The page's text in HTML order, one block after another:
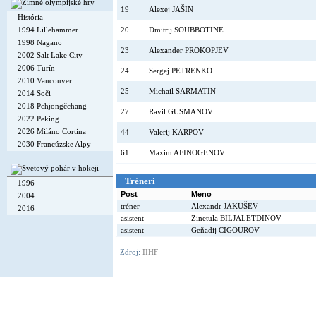
História
1994 Lillehammer
1998 Nagano
2002 Salt Lake City
2006 Turín
2010 Vancouver
2014 Soči
2018 Pchjongčchang
2022 Peking
2026 Miláno Cortina
2030 Francúzske Alpy
1996
2004
2016
19 Alexej JAŠIN
20 Dmitrij SOUBBOTINE
23 Alexander PROKOPJEV
24 Sergej PETRENKO
25 Michail SARMATIN
27 Ravil GUSMANOV
44 Valerij KARPOV
61 Maxim AFINOGENOV
Tréneri
Post
Meno
tréner
Alexandr JAKUŠEV
asistent
Zinetula BILJALETDINOV
asistent
Geňadij CIGOUROV
Zdroj: IIHF